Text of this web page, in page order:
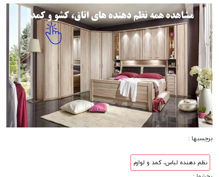
برچسبها :
نظم دهنده لباس، کمد و لوازم